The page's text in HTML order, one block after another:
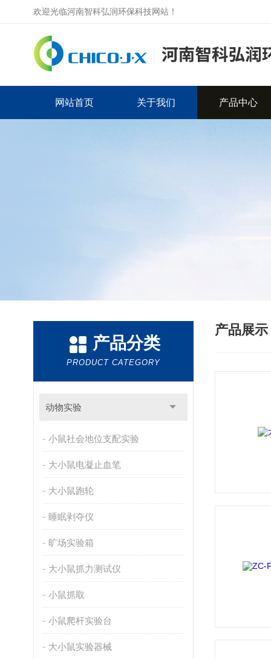
欢迎光临河南智科弘润环保科技网站！
网站首页 关于我们 产品中心
产品分类
PRODUCT CATEGORY
动物实验
小鼠社会地位支配实验
大小鼠电凝止血笔
大小鼠跑轮
睡眠剥夺仪
旷场实验箱
大小鼠抓力测试仪
小鼠抓取
小鼠爬杆实验台
大小鼠实验器械
产品展示